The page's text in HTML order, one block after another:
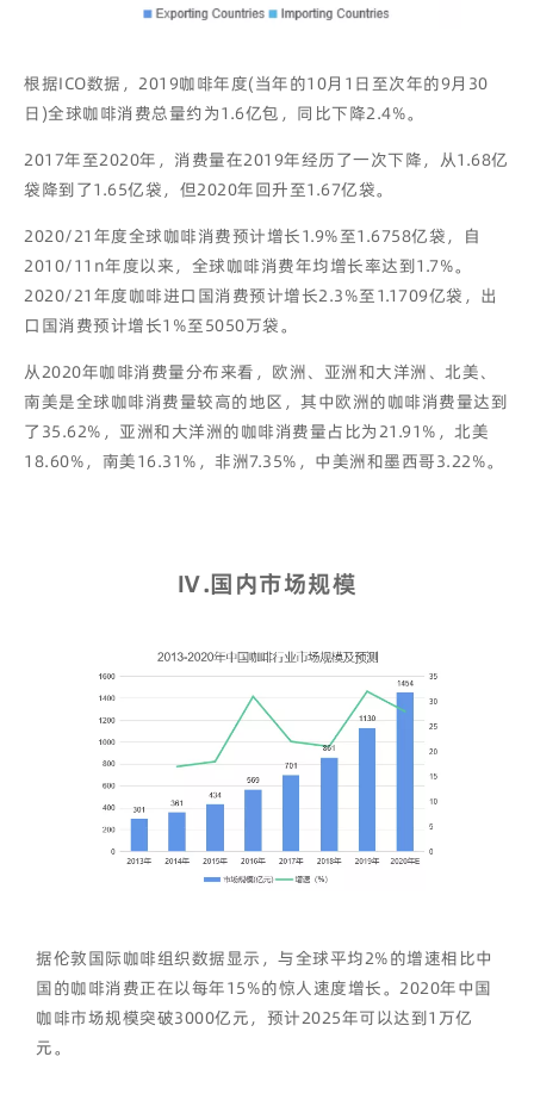
根据ICO数据，2019咖啡年度(当年的10月1日至次年的9月30
日)全球咖啡消费总量约为1.6亿包，同比下降2.4%。
2017年至2020年，消费量在2019年经历了一次下降，从1.68亿
袋降到了1.65亿袋，但2020年回升至1.67亿袋。
2020/21年度全球咖啡消费预计增长1.9%至1.6758亿袋，自
2010/11n年度以来，全球咖啡消费年均增长率达到1.7%。
2020/21年度咖啡进口国消费预计增长2.3%至1.1709亿袋，出
口国消费预计增长1%至5050万袋。
从2020年咖啡消费量分布来看，欧洲、亚洲和大洋洲、北美、
南美是全球咖啡消费量较高的地区，其中欧洲的咖啡消费量达到
了35.62%，亚洲和大洋洲的咖啡消费量占比为21.91%，北美
18.60%，南美16.31%，非洲7.35%，中美洲和墨西哥3.22%。
Ⅳ.国内市场规模
据伦敦国际咖啡组织数据显示，与全球平均2%的增速相比中
国的咖啡消费正在以每年15%的惊人速度增长。2020年中国
咖啡市场规模突破3000亿元，预计2025年可以达到1万亿
元。